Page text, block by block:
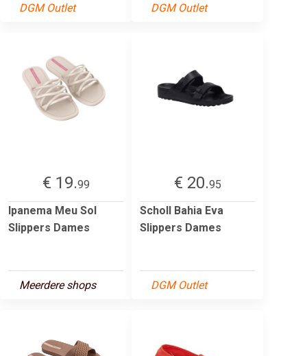
DGM Outlet DGM Outlet
€ 19.99
Ipanema Meu Sol
Slippers Dames
Meerdere shops
€ 20.95
Scholl Bahia Eva
Slippers Dames
DGM Outlet